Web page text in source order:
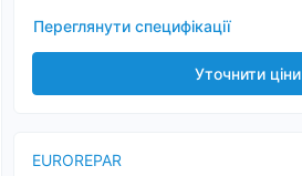
Переглянути специфікації
Уточнити ціни
EUROREPAR